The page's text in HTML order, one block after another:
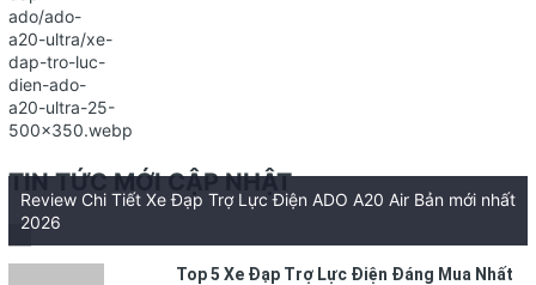
TIN TỨC MỚI CẬP NHẬT
Review Chi Tiết Xe Đạp Trợ Lực Điện ADO A20 Air Bản mới nhất
2026
Top 5 Xe Đạp Trợ Lực Điện Đáng Mua Nhất